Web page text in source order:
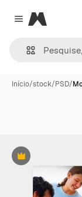
Close menu
Magnific
Início/stock/PSD/
Premium